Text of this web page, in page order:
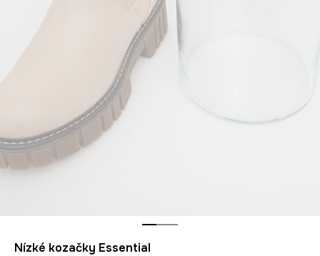
Nízké kozačky Essential